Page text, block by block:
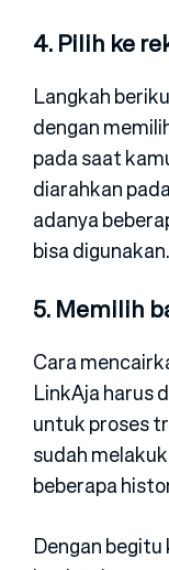
4. Pilih ke
Langkah
dengan
pada saat
diarahkan
adanya
bisa digunakan.
5. Memilih
Cara
LinkAja harus
untuk proses
sudah
beberapa
Dengan